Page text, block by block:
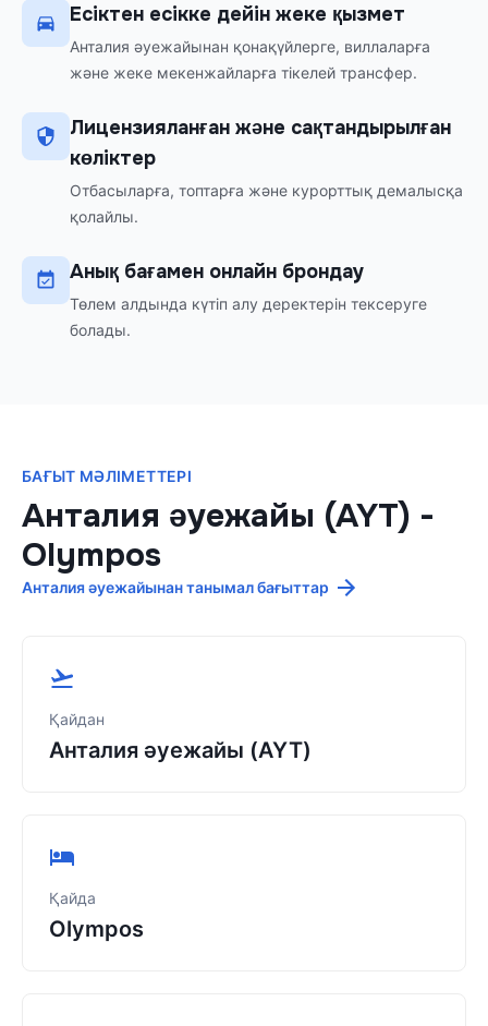
Есіктен есікке дейін жеке қызмет
Анталия әуежайынан қонақүйлерге, виллаларға
және жеке мекенжайларға тікелей трансфер.
Лицензияланған және сақтандырылған
көліктер
Отбасыларға, топтарға және курорттық демалысқа
қолайлы.
Анық бағамен онлайн брондау
Төлем алдында күтіп алу деректерін тексеруге
болады.
БАҒЫТ МӘЛІМЕТТЕРІ
Анталия әуежайы (AYT) -
Olympos
Анталия әуежайынан танымал бағыттар
Қайдан
Анталия әуежайы (AYT)
Қайда
Olympos